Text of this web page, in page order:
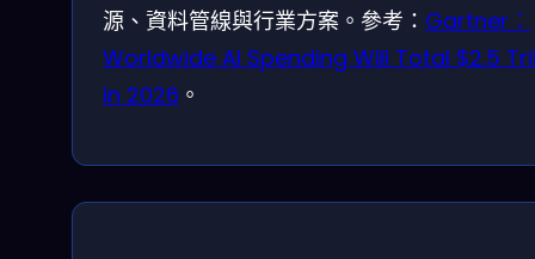
源、資料管線與行業方案。參考： Gartner：
Worldwide AI Spending Will Total $2.5
in 2026 。